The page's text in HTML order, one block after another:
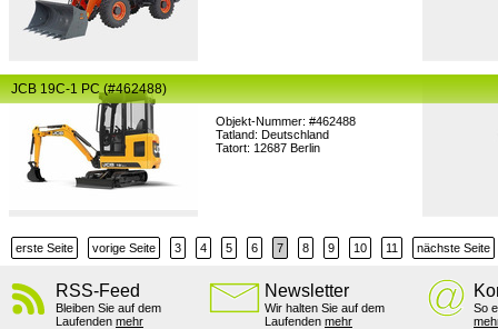
Objekt-Nummer: #462488
Tatland: Deutschland
Tatort: 12687 Berlin
JCB 19C-1 PC (#462488)
erste Seite vorige Seite 3 4 5 6 7 8 9 10 11 nächste Seite
RSS-Feed
Bleiben Sie auf dem
Laufenden mehr
Newsletter
Wir halten Sie auf dem
Laufenden mehr
So